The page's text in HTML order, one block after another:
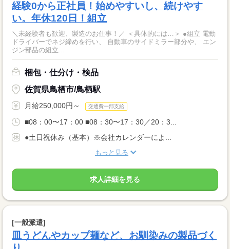
経験0から正社員！始めやすいし、続けやす
い。年休120日！組立
＼未経験者も歓迎、製造のお仕事！／ ＜具体的には…＞ ●組立 電動
ドライバーでネジ締めを行い、 自動車のサイドミラー部分や、 エン
ジン部品の組立...
梱包・仕分け・検品
佐賀県鳥栖市/鳥栖駅
月給250,000円～ 交通費一部支給
■08：00〜17：00 ■08：30〜17：30／20：3...
●土日祝休み（基本）※会社カレンダーによ...
もっと見る
求人詳細を見る
[一般派遣]
皿うどんやカップ麺など、お馴染みの製品づく